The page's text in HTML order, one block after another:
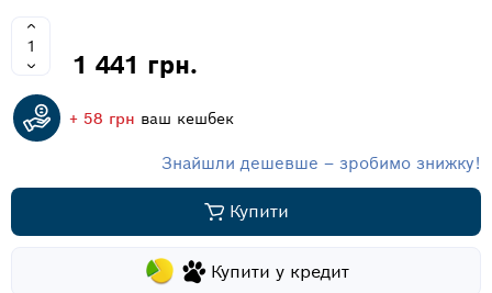
1 441 грн.
+ 58 грн ваш кешбек
Знайшли дешевше – зробимо знижку!
Купити
Купити у кредит